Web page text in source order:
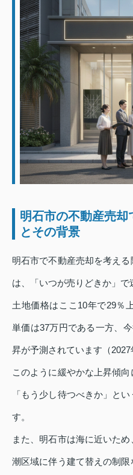
明石市の不動産売
とその背景
明石市で不動産売却を考え
は、「いつが売りどきか」で
土地価格はここ10年で29％
単価は37万円である一方、
昇が予測されています（2027
このように緩やかな上昇傾向
「もう少し待つべきか」と
す。
また、明石市は海に近いた
潮区域に伴う建て替えの制